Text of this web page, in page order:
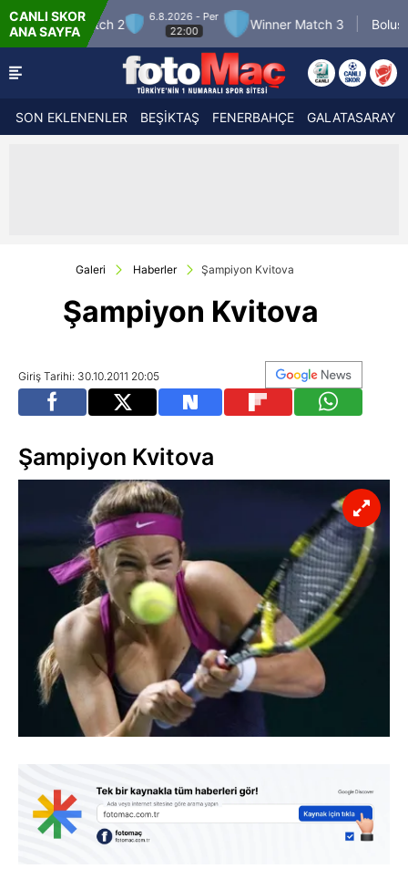
CANLI SKOR
ANA SAYFA
6.8.2026 - Per
22:00
Winner Match 3 Boluspor
7.8.2026 - Cum
21:30
SON EKLENENLER BEŞİKTAŞ FENERBAHÇE GALATASARAY
Galeri Haberler Şampiyon Kvitova
Şampiyon Kvitova
Giriş Tarihi: 30.10.2011 20:05
Şampiyon Kvitova